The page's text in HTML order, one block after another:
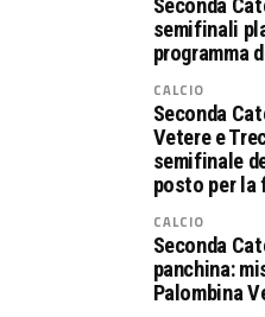
semifinali
programma
CALCIO
Seconda
Vetere e
semifinale
posto per la
CALCIO
Seconda
panchina:
Palombina